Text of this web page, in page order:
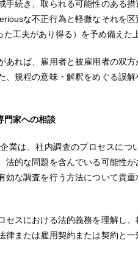
続き、取られる可能性のある措
な不正行為と軽微なそれを
工夫があり得る）を予め備えた
れば、雇用者と被雇用者の双
、規程の意味・解釈をめぐる誤
門家への相談
業は、社内調査のプロセスにつ
法的な問題を含んでいる可能性
効な調査を行う方法について貴
スにおける法的義務を理解し
律または雇用契約または契約と